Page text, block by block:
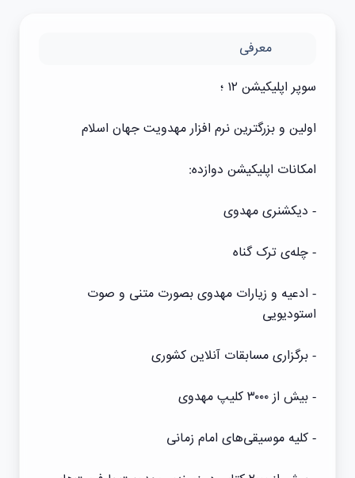
معرفی
سوپر اپلیکیشن ۱۲ ؛
اولین و بزرگترین نرم افزار مهدویت جهان اسلام
امکانات اپلیکیشن دوازده:
- دیکشنری مهدوی
- چله‌ی ترک گناه
- ادعیه و زیارات مهدوی بصورت متنی و صوت
استودیویی
- برگزاری مسابقات آنلاین کشوری
- بیش از ۳۰۰۰ کلیپ مهدوی
- کلیه موسیقی‌های امام زمانی